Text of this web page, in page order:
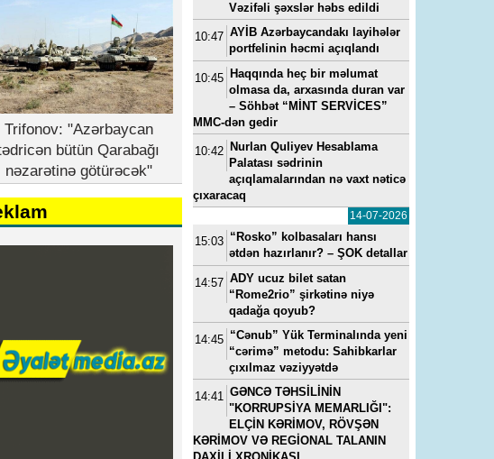
Trifonov: "Azərbaycan
bütün Qarabağı
nəzarətinə götürəcək"
Vəzifəli şəxslər həbs edildi
10:47 AYİB Azərbaycandakı layihələr
portfelinin həcmi açıqlandı
10:45 Haqqında heç bir məlumat
olmasa da, arxasında duran var
– Söhbət “MİNT SERVİCES”
MMC-dən gedir
10:42 Nurlan Quliyev Hesablama
Palatası sədrinin
açıqlamalarından nə vaxt nəticə
çıxaracaq
14-07-2026
15:03 “Rosko” kolbasaları hansı
ətdən hazırlanır? – ŞOK detallar
14:57 ADY ucuz bilet satan
“Rome2rio” şirkətinə niyə
qadağa qoyub?
14:45 “Cənub” Yük Terminalında yeni
“cərimə” metodu: Sahibkarlar
çıxılmaz vəziyyətdə
14:41 GƏNCƏ TƏHSİLİNİN
"KORRUPSİYA MEMARLIĞI":
ELÇİN KƏRİMOV, RÖVŞƏN
KƏRİMOV VƏ REGİONAL TALANIN